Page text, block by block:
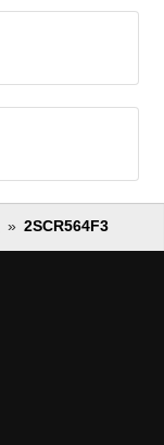
2SCR564F3